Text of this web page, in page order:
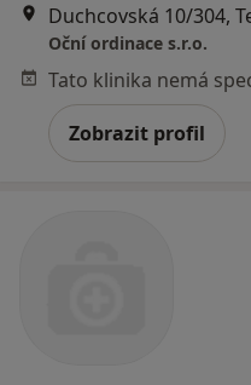
Duchcovská 10/304,
Oční ordinace s.r.o.
Zobrazit profil